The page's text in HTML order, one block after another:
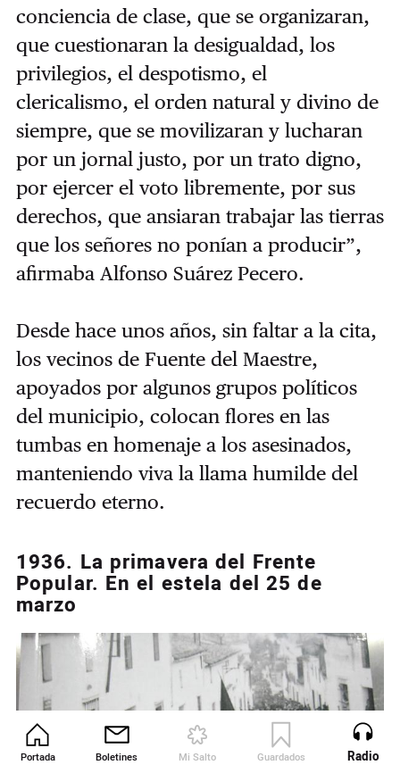
Portada Boletines Mi Salto Guardados Revista
conciencia de clase, que se organizaran,
que cuestionaran la desigualdad, los
privilegios, el despotismo, el
clericalismo, el orden natural y divino de
siempre, que se movilizaran y lucharan
por un jornal justo, por un trato digno,
por ejercer el voto libremente, por sus
derechos, que ansiaran trabajar las tierras
que los señores no ponían a producir”,
afirmaba Alfonso Suárez Pecero.
Desde hace unos años, sin faltar a la cita,
los vecinos de Fuente del Maestre,
apoyados por algunos grupos políticos
del municipio, colocan flores en las
tumbas en homenaje a los asesinados,
manteniendo viva la llama humilde del
recuerdo eterno.
1936. La primavera del Frente
Popular. En el estela del 25 de
marzo
Radio